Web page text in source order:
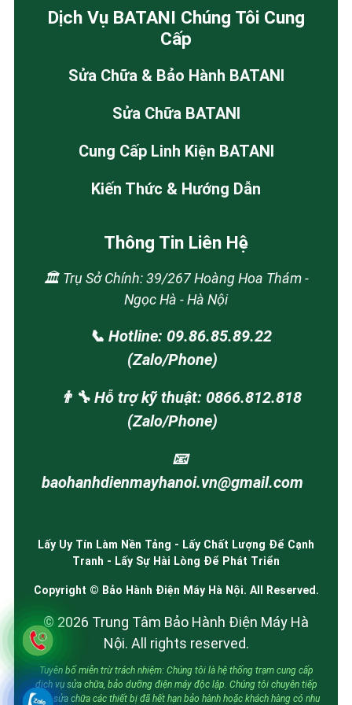
Dịch Vụ BATANI Chúng Tôi Cung
Cấp
Sửa Chữa & Bảo Hành BATANI
Sửa Chữa BATANI
Cung Cấp Linh Kiện BATANI
Kiến Thức & Hướng Dẫn
Thông Tin Liên Hệ
🏛️ Trụ Sở Chính: 39/267 Hoàng Hoa Thám -
Ngọc Hà - Hà Nội
📞 Hotline: 09.86.85.89.22
(Zalo/Phone)
👨‍🔧 Hỗ trợ kỹ thuật: 0866.812.818
(Zalo/Phone)
📧
baohanhdienmayhanoi.vn@gmail.com
Lấy Uy Tín Làm Nền Tảng - Lấy Chất Lượng Để Cạnh
Tranh - Lấy Sự Hài Lòng Để Phát Triển
Copyright © Bảo Hành Điện Máy Hà Nội. All Reserved.
© 2026 Trung Tâm Bảo Hành Điện Máy Hà
Nội. All rights reserved.
Tuyên bố miễn trừ trách nhiệm: Chúng tôi là hệ thống trạm cung cấp
dịch vụ sửa chữa, bảo dưỡng điện máy độc lập. Chúng tôi chuyên tiếp
nhận sửa chữa các thiết bị đã hết hạn bảo hành hoặc khách hàng có nhu